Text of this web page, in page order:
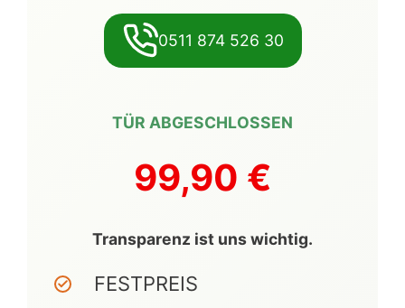
0511 874 526 30
TÜR ABGESCHLOSSEN
99,90 €
Transparenz ist uns wichtig.
FESTPREIS